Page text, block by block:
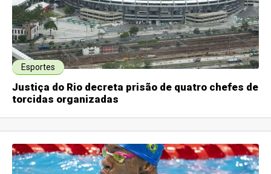
Esportes
Justiça do Rio decreta prisão de quatro chefes de
torcidas organizadas